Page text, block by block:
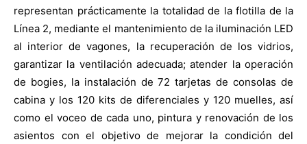
representan prácticamente la totalidad de la flotilla de la
Línea 2, mediante el mantenimiento de la iluminación LED
al interior de vagones, la recuperación de los vidrios,
garantizar la ventilación adecuada; atender la operación
de bogies, la instalación de 72 tarjetas de consolas de
cabina y los 120 kits de diferenciales y 120 muelles, así
como el voceo de cada uno, pintura y renovación de los
asientos con el objetivo de mejorar la condición del